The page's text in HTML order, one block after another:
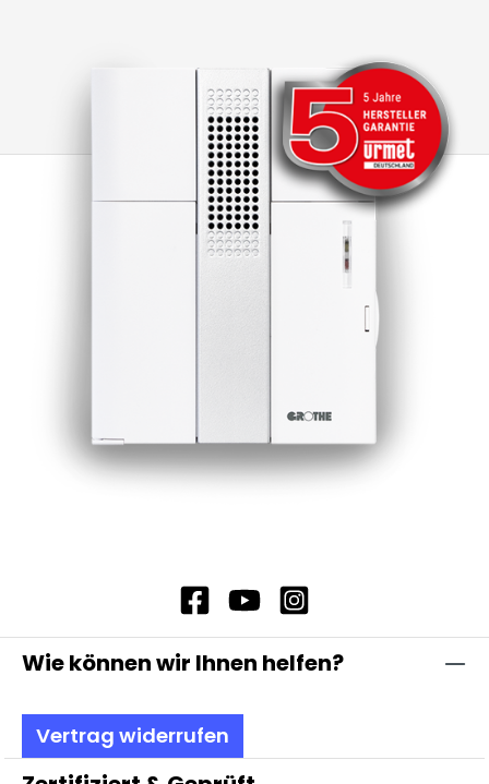
Wie können wir Ihnen helfen?
Vertrag widerrufen